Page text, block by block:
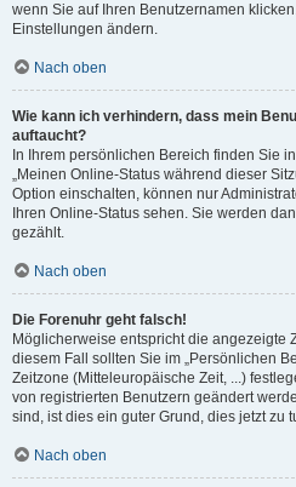
wenn Sie auf Ihren Benutzernamen
Einstellungen ändern.
Nach oben
Wie kann ich verhindern, dass mein
auftaucht?
In Ihrem persönlichen Bereich finden Sie
„Meinen Online-Status während dieser
Option einschalten, können nur
Ihren Online-Status sehen. Sie werden
gezählt.
Nach oben
Die Forenuhr geht falsch!
Möglicherweise entspricht die angezeigte
diesem Fall sollten Sie im „Persönlichen
Zeitzone (Mitteleuropäische Zeit, ...)
von registrierten Benutzern geändert
sind, ist dies ein guter Grund, dies jetzt zu
Nach oben